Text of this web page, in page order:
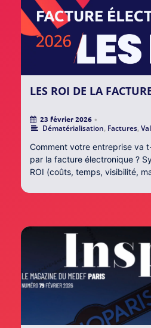
LES ROI DE LA
23 février 2026 •
Dématérialisation, Factures,
Comment votre entreprise va
par la facture électronique ?
ROI (coûts, temps, visibilité,